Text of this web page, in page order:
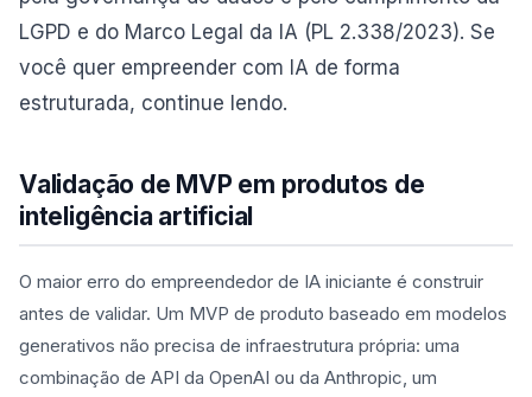
LGPD e do Marco Legal da IA (PL 2.338/2023). Se
você quer empreender com IA de forma
estruturada, continue lendo.
Validação de MVP em produtos de
inteligência artificial
O maior erro do empreendedor de IA iniciante é construir
antes de validar. Um MVP de produto baseado em modelos
generativos não precisa de infraestrutura própria: uma
combinação de API da OpenAI ou da Anthropic, um